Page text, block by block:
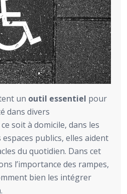
un outil essentiel pour
dans divers
soit à domicile, dans les
publics, elles aident
du quotidien. Dans cet
l’importance des rampes,
bien les intégrer